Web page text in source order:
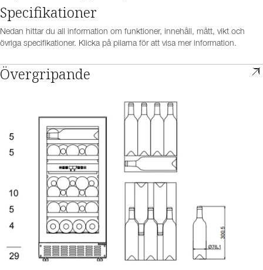
Specifikationer
Nedan hittar du all information om funktioner, innehåll, mått, vikt och
övriga specifikationer. Klicka på pilarna för att visa mer information.
Övergripande